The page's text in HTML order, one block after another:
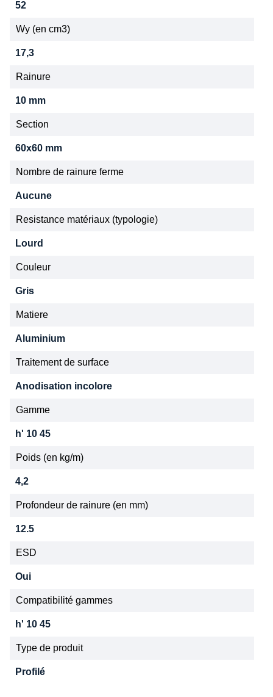
52
Wy (en cm3)
17,3
Rainure
10 mm
Section
60x60 mm
Nombre de rainure ferme
Aucune
Resistance matériaux (typologie)
Lourd
Couleur
Gris
Matiere
Aluminium
Traitement de surface
Anodisation incolore
Gamme
h' 10 45
Poids (en kg/m)
4,2
Profondeur de rainure (en mm)
12.5
ESD
Oui
Compatibilité gammes
h' 10 45
Type de produit
Profilé